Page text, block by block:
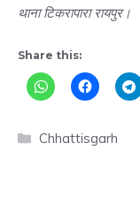
थाना टिकरापारा रायपुर।
Share this:
Categories
Chhattisgarh